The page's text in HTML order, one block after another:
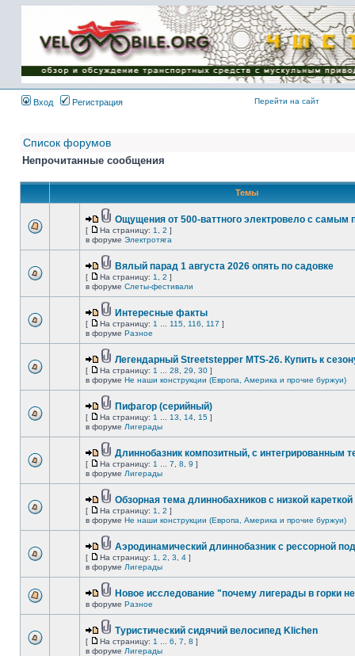
Имя пользователя:
Пароль:
{ LOG_ME_IN_SHORT
}
Вход
Регистрация Перейти на сайт
Список форумов
Непрочитанные сообщения
Темы
Ощущения от 500-ваттного электровело с самым
[ На страницу: 1 2 ]
в форуме Электротяга
Вялый парад 1 августа 2026 опять по садовке
[ На страницу: 1 2 ]
в форуме Слеты-фестивали
Интересные факты
[ На страницу: 1 115 116 117 ]
в форуме Разное
Легендарный Streetstepper MTS-26. Купить к
[ На страницу: 1 28 29 30 ]
в форуме Не наши конструкции (Европа, Америка и прочие буржуи)
Пифагор (серийный)
[ На страницу: 1 13 14 15 ]
в форуме Лигерады
Длиннобазник композитный, с интегрированным
[ На страницу: 1 7 8 9 ]
в форуме Лигерады
Обзорная тема длиннобахников с низкой кареткой
[ На страницу: 1 2 ]
в форуме Не наши конструкции (Европа, Америка и прочие буржуи)
Аэродинамический длиннобазник с рессорной
[ На страницу: 1 2 3 4 ]
в форуме Лигерады
Новое исследование "почему лигерады в горки
в форуме Разное
Туристический сидячий велосипед Klichen
[ На страницу: 1 6 7 8 ]
в форуме Лигерады